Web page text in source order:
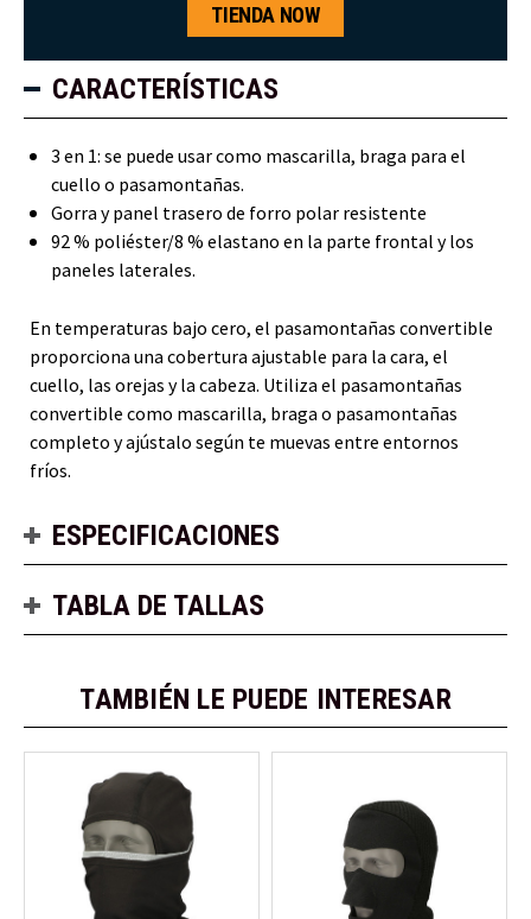
TIENDA NOW
CARACTERÍSTICAS
3 en 1: se puede usar como mascarilla, braga para el
cuello o pasamontañas.
Gorra y panel trasero de forro polar resistente
92 % poliéster/8 % elastano en la parte frontal y los
paneles laterales.
En temperaturas bajo cero, el pasamontañas convertible
proporciona una cobertura ajustable para la cara, el
cuello, las orejas y la cabeza. Utiliza el pasamontañas
convertible como mascarilla, braga o pasamontañas
completo y ajústalo según te muevas entre entornos
fríos.
ESPECIFICACIONES
TABLA DE TALLAS
TAMBIÉN LE PUEDE INTERESAR